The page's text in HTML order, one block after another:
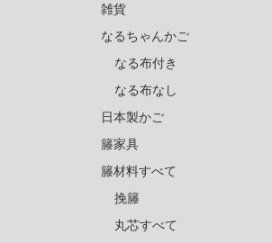
雑貨
なるちゃんかご
なる布付き
なる布なし
日本製かご
籐家具
籐材料すべて
挽籐
丸芯すべて